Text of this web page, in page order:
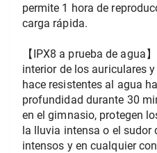
permite 1 hora de
carga rápida.
【IPX8 a prueba de agua
interior de los auriculares
hace resistentes al agua
profundidad durante 30
en el gimnasio, protegen
la lluvia intensa o el sudor
intensos y en cualquier